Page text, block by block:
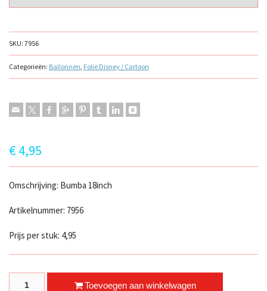
SKU: 7956
Categorieën: Ballonnen, Folie Disney / Cartoon
€4,95
Omschrijving: Bumba 18inch
Artikelnummer: 7956
Prijs per stuk: 4,95
Bumba Rond quantityToevoegen aan winkelwagen